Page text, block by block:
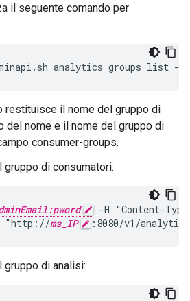
il seguente comando per
analytics groups list --
restituisce il nome del gruppo di
del nome e il nome del gruppo di
consumer-groups.
gruppo di consumatori:
-H "Content-
"http://
ms_IP :8080/v1/
gruppo di analisi: